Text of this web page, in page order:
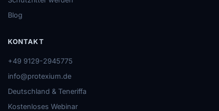
Blog
KONTAKT
+49 9129-2945775
info@protexium.de
Deutschland & Teneriffa
Kostenloses Webinar